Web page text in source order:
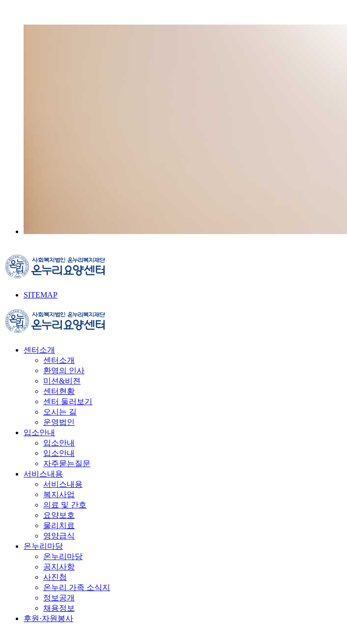
SITEMAP
센터소개
센터소개
환영의 인사
미션&비젼
센터현황
센터 둘러보기
오시는 길
운영법인
입소안내
입소안내
입소안내
자주묻는질문
서비스내용
서비스내용
복지사업
의료 및 간호
요양보호
물리치료
영양급식
온누리마당
온누리마당
공지사항
사진첩
온누리 가족 소식지
정보공개
채용정보
후원·자원봉사